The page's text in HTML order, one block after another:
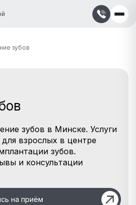
зубов
зубов в Минске. Услуги
взрослых в центре
зубов.
и консультации
на приём